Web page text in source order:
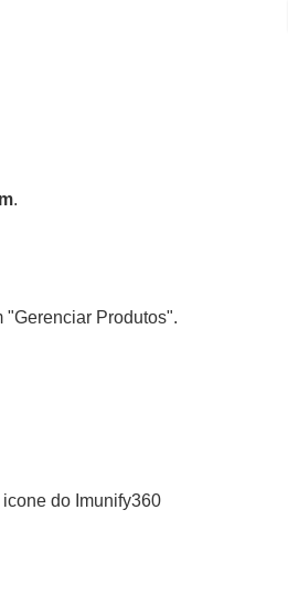
.
"Gerenciar Produtos".
do Imunify360